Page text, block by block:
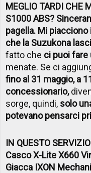
MEGLIO TARDI CHE
S1000 ABS?
pagella. Mi
che la Suzukona
fatto che ci puoi fare
menate. Se ci
fino al 31 maggio, a
concessionario,
sorge, quindi, solo
potevano pensarci
IN QUESTO SERVIZIO
Casco X-Lite X660
Giacca IXON